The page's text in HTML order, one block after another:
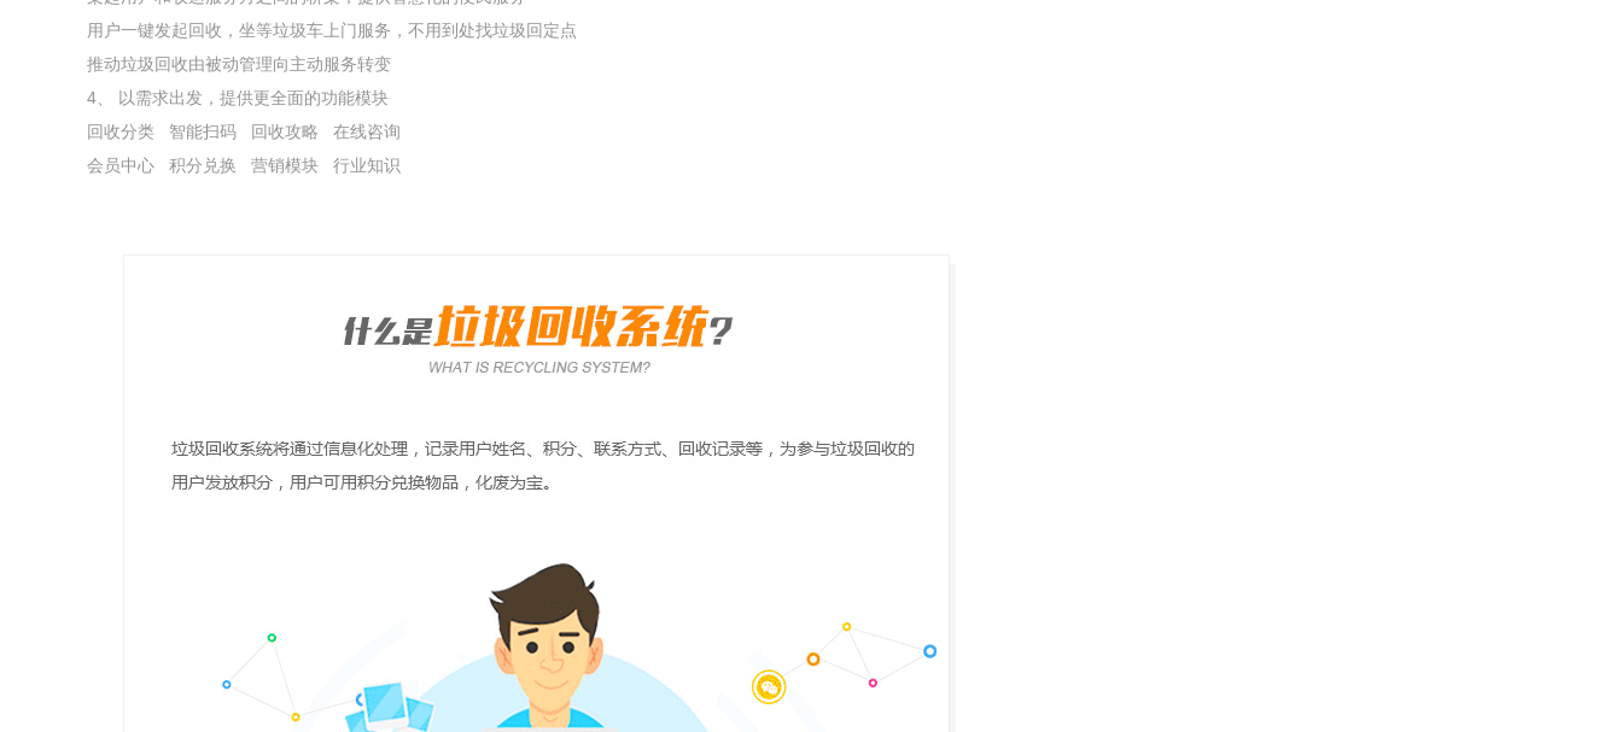
用户一键发起回收，坐等垃圾车上门服务，不用到处找垃圾回定点
推动垃圾回收由被动管理向主动服务转变
4、 以需求出发，提供更全面的功能模块
回收分类 智能扫码 回收攻略 在线咨询
会员中心 积分兑换 营销模块 行业知识